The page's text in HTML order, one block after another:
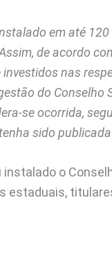
em até
de acordo
nas
do Conselho
se ocorrida,
sido
o
estaduais,